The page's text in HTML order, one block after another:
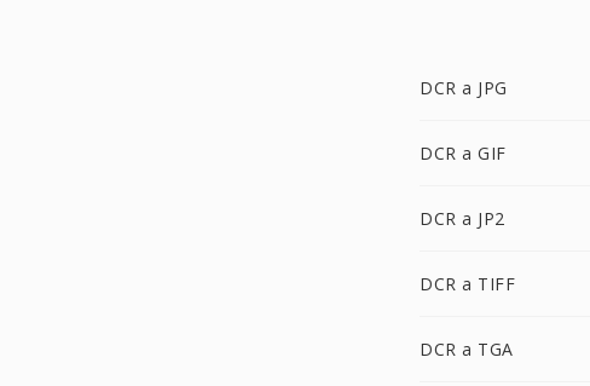
DCR a JPG
DCR a GIF
DCR a JP2
DCR a TIFF
DCR a TGA